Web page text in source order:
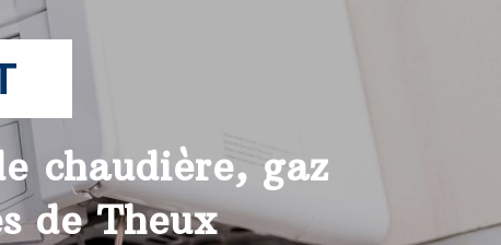
chaudière, gaz
de Theux